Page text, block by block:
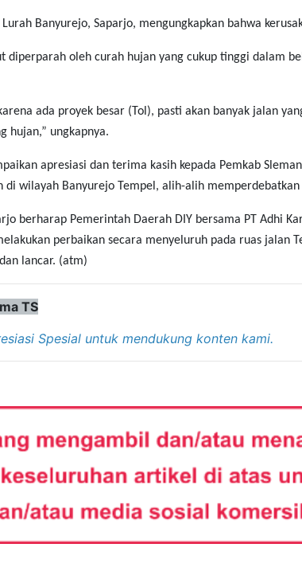
Banyurejo, Saparjo, mengungkapkan bahwa
diperparah oleh curah hujan yang cukup tinggi dalam
ada proyek besar (Tol), pasti akan banyak jalan
hujan,” ungkapnya.
apresiasi dan terima kasih kepada Pemkab
di wilayah Banyurejo Tempel, alih-alih memperdebatkan
berharap Pemerintah Daerah DIY bersama PT Adhi
perbaikan secara menyeluruh pada ruas jalan
lancar. (atm)
TS
Spesial untuk mendukung konten kami.